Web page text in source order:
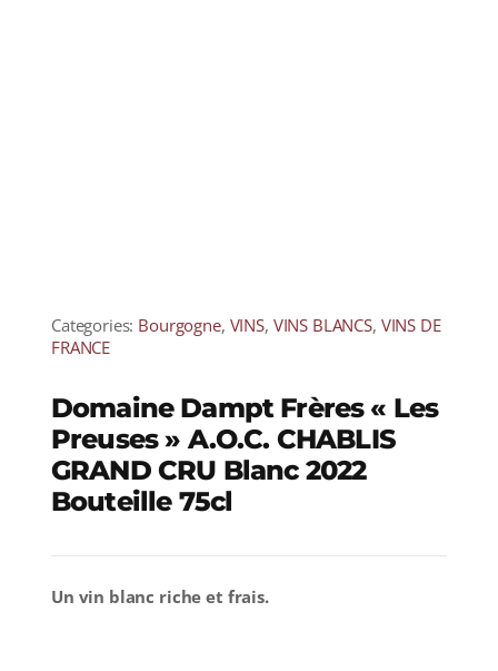
Categories: Bourgogne, VINS, VINS BLANCS, VINS DE
FRANCE
Domaine Dampt Frères « Les
Preuses » A.O.C. CHABLIS
GRAND CRU Blanc 2022
Bouteille 75cl
Un vin blanc riche et frais.